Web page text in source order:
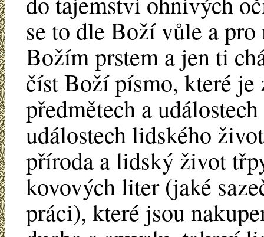
se to dle Boží vůle a pro
Božím prstem a jen ti
číst Boží písmo, které je
předmětech a
událostech lidského
příroda a lidský život
kovových liter (jaké
práci), které jsou